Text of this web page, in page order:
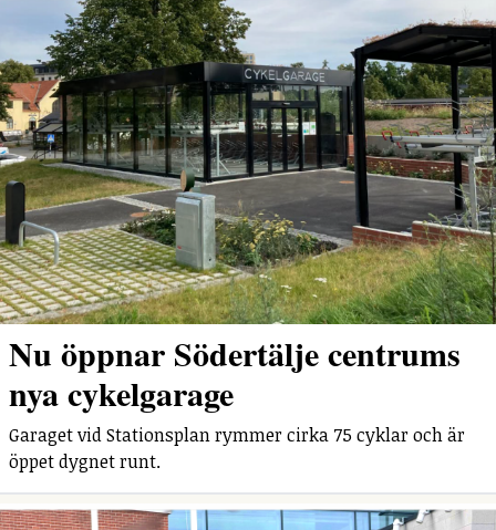
Nu öppnar Södertälje centrums
nya cykelgarage
Garaget vid Stationsplan rymmer cirka 75 cyklar och är
öppet dygnet runt.